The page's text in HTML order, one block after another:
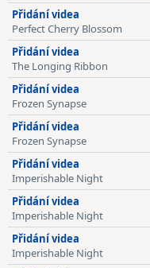
Přidání videa
Perfect Cherry Blossom
Přidání videa
The Longing Ribbon
Přidání videa
Frozen Synapse
Přidání videa
Frozen Synapse
Přidání videa
Imperishable Night
Přidání videa
Imperishable Night
Přidání videa
Imperishable Night